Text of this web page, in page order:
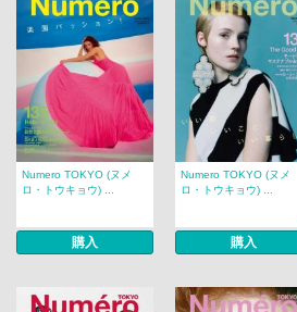
Numero TOKYO (ヌメ
ロ・トウキョウ) ...
購入
Numero TOKYO (ヌメ
ロ・トウキョウ) ...
購入